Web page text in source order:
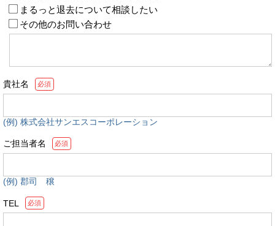
まるっと退去について相談したい
その他のお問い合わせ
貴社名 必須
(例) 株式会社サンエスコーポレーション
ご担当者名 必須
(例) 郡司 穣
TEL 必須